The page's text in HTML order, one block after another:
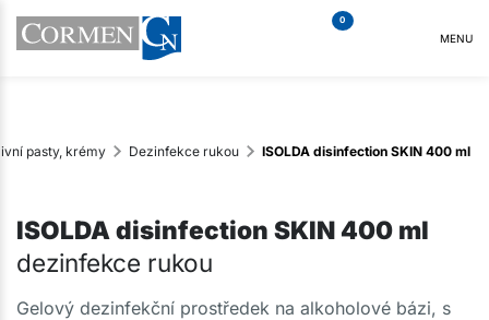
0
MENU
pasty, krémy Dezinfekce rukou ISOLDA disinfection SKIN 400 ml
ISOLDA disinfection SKIN 400 ml
dezinfekce rukou
Gelový dezinfekční prostředek na alkoholové bázi, s